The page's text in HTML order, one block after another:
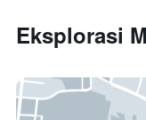
Eksplorasi